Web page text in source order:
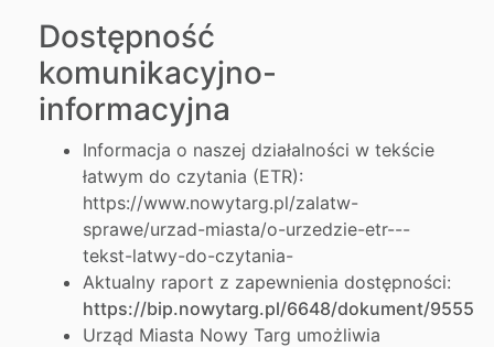
Dostępność
komunikacyjno-
informacyjna
Informacja o naszej działalności w tekście
łatwym do czytania (ETR):
https://www.nowytarg.pl/zalatw-
sprawe/urzad-miasta/o-urzedzie-etr---
tekst-latwy-do-czytania-
Aktualny raport z zapewnienia dostępności:
https://bip.nowytarg.pl/6648/dokument/9555
Urząd Miasta Nowy Targ umożliwia